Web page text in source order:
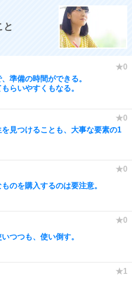
と
準備の時間ができる。
らいやすくもなる。
見つけることも、大事な要素の1
のを購入するのは要注意。
つつも、使い倒す。